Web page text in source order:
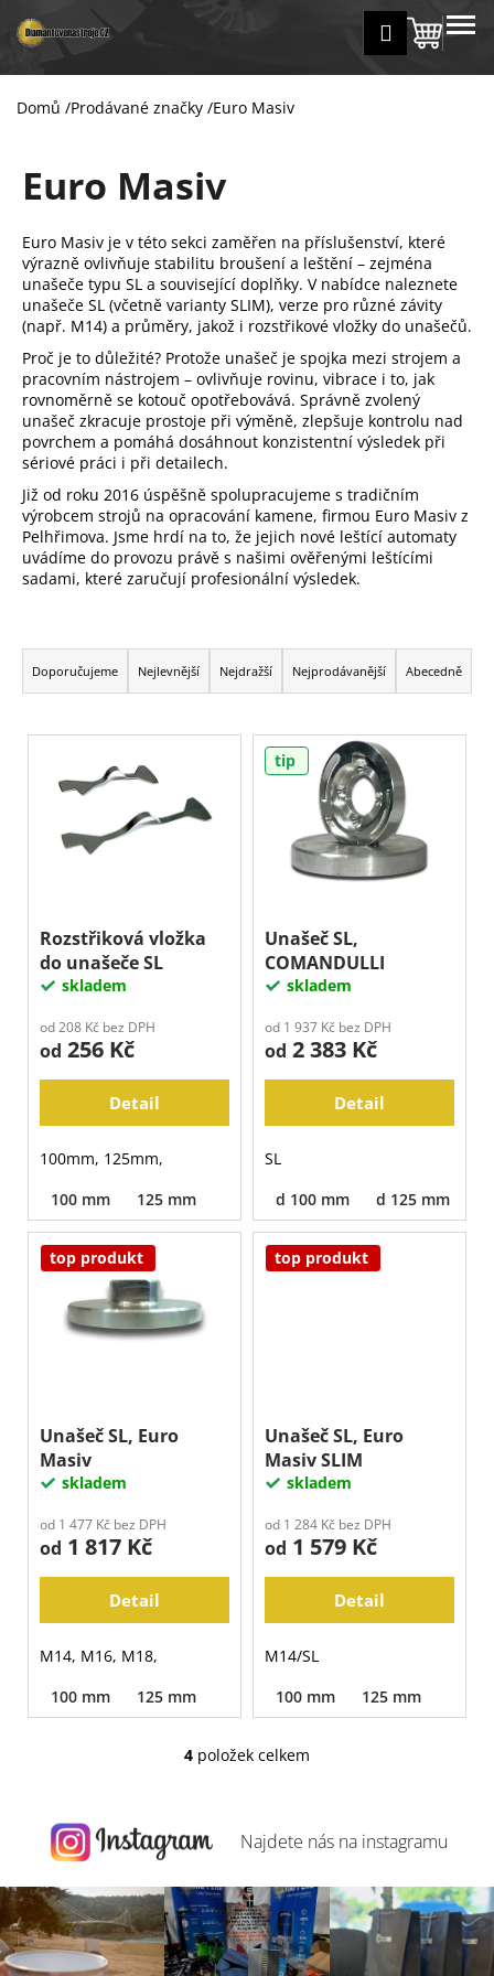
na
obsah
Přihlášení
košík
MENU
Domů /Prodávané značky /Euro Masiv
Euro Masiv
Euro Masiv je v této sekci zaměřen na příslušenství, které
výrazně ovlivňuje stabilitu broušení a leštění – zejména
unašeče typu SL a související doplňky. V nabídce naleznete
unašeče SL (včetně varianty SLIM), verze pro různé závity
(např. M14) a průměry, jakož i rozstřikové vložky do unašečů.
Proč je to důležité? Protože unašeč je spojka mezi strojem a
pracovním nástrojem – ovlivňuje rovinu, vibrace i to, jak
rovnoměrně se kotouč opotřebovává. Správně zvolený
unašeč zkracuje prostoje při výměně, zlepšuje kontrolu nad
povrchem a pomáhá dosáhnout konzistentní výsledek při
sériové práci i při detailech.
Již od roku 2016 úspěšně spolupracujeme s tradičním
výrobcem strojů na opracování kamene, firmou Euro Masiv z
Pelhřimova. Jsme hrdí na to, že jejich nové leštící automaty
uvádíme do provozu právě s našimi ověřenými leštícími
sadami, které zaručují profesionální výsledek.
Ř
a
z
e
Doporučujeme Nejlevnější Nejdražší Nejprodávanější Abecedně
V
Rozstřiková vložka
do unašeče SL
skladem
od 208 Kč bez DPH
od 256 Kč
Detail
100mm, 125mm,
100 mm
125 mm
tip
Unašeč SL,
COMANDULLI
skladem
od 1 937 Kč bez DPH
od 2 383 Kč
Detail
SL
d 100 mm
d 125 mm
top produkt
Unašeč SL, Euro
Masiv
skladem
od 1 477 Kč bez DPH
od 1 817 Kč
Detail
M14, M16, M18,
100 mm
125 mm
top produkt
Unašeč SL, Euro
Masiv SLIM
skladem
od 1 284 Kč bez DPH
od 1 579 Kč
Detail
M14/SL
100 mm
125 mm
O
á
a
c
í
p
4 položek celkem
š
Zpět
Zpět
C
p
o
t
ř
e
b
u
j
e
t
e
n
a
j
í
Hledat
m
Najdete nás na instagramu